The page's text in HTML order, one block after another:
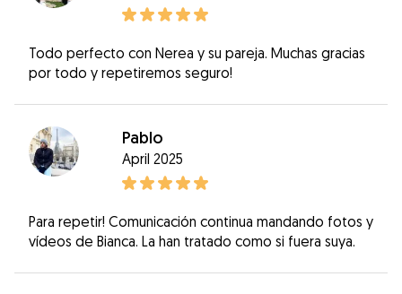
Todo perfecto con Nerea y su pareja. Muchas gracias
por todo y repetiremos seguro!
Pablo
April 2025
Para repetir! Comunicación continua mandando fotos y
vídeos de Bianca. La han tratado como si fuera suya.